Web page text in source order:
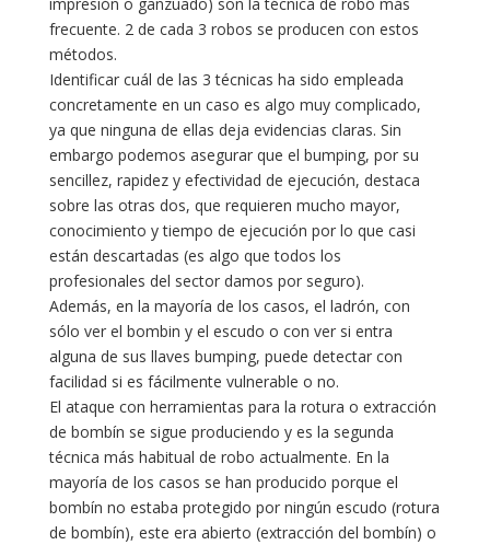
frecuente. 2 de cada 3 robos se producen con estos
métodos.
Identificar cuál de las 3 técnicas ha sido empleada
concretamente en un caso es algo muy complicado,
ya que ninguna de ellas deja evidencias claras. Sin
embargo podemos asegurar que el bumping, por su
sencillez, rapidez y efectividad de ejecución, destaca
sobre las otras dos, que requieren mucho mayor,
conocimiento y tiempo de ejecución por lo que casi
están descartadas (es algo que todos los
profesionales del sector damos por seguro).
Además, en la mayoría de los casos, el ladrón, con
sólo ver el bombin y el escudo o con ver si entra
alguna de sus llaves bumping, puede detectar con
facilidad si es fácilmente vulnerable o no.
El ataque con herramientas para la rotura o extracción
de bombín se sigue produciendo y es la segunda
técnica más habitual de robo actualmente. En la
mayoría de los casos se han producido porque el
bombín no estaba protegido por ningún escudo (rotura
de bombín), este era abierto (extracción del bombín) o